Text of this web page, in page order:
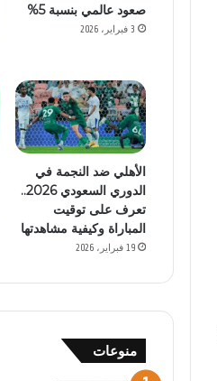
صعود عالمي بنسبة 5%
3 فبراير، 2026
الأهلي ضد النجمة في
الدوري السعودي 2026..
تعرف على توقيت
المباراة وكيفية مشاهدتها
19 فبراير، 2026
منوعات